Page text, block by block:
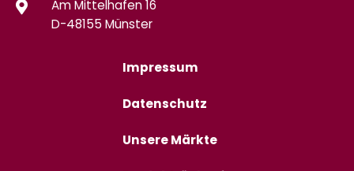
Am Mittelhafen 16
D-48155 Münster
Impressum
Datenschutz
Unsere Märkte